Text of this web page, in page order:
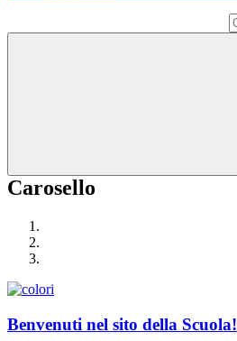
Carosello
Benvenuti nel sito della Scuola!